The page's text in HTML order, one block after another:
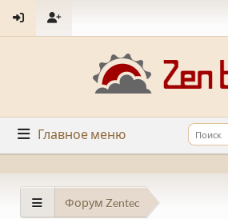
Главное меню
Форум Zentec